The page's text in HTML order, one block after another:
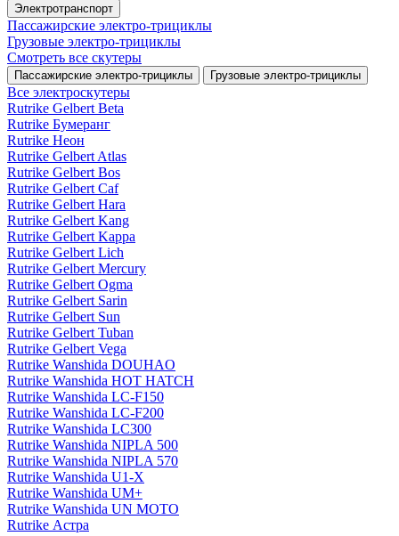
Электротранспорт
Пассажирские электро‑трициклы
Грузовые электро‑трициклы
Смотреть все скутеры
Пассажирские электро‑трициклы Грузовые электро‑трициклы
Все электро­скутеры
Rutrike Gelbert Beta
Rutrike Бумеранг
Rutrike Неон
Rutrike Gelbert Atlas
Rutrike Gelbert Bos
Rutrike Gelbert Caf
Rutrike Gelbert Hara
Rutrike Gelbert Kang
Rutrike Gelbert Kappa
Rutrike Gelbert Lich
Rutrike Gelbert Mercury
Rutrike Gelbert Ogma
Rutrike Gelbert Sarin
Rutrike Gelbert Sun
Rutrike Gelbert Tuban
Rutrike Gelbert Vega
Rutrike Wanshida DOUHAO
Rutrike Wanshida HOT HATCH
Rutrike Wanshida LC-F150
Rutrike Wanshida LC-F200
Rutrike Wanshida LC300
Rutrike Wanshida NIPLA 500
Rutrike Wanshida NIPLA 570
Rutrike Wanshida U1-X
Rutrike Wanshida UM+
Rutrike Wanshida UN MOTO
Rutrike Астра